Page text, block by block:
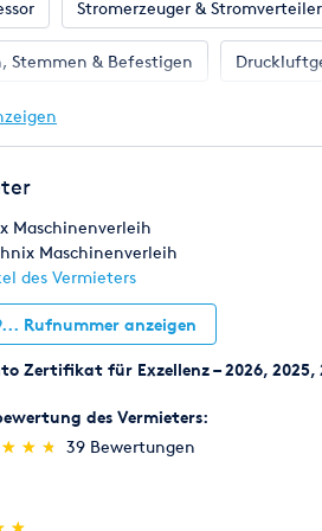
individuell durch unsere
von Verbrauchsmaterial
von 7 Tagen zum Verkaufspreis
Stromerzeuger & Stromverteiler
Stemmen & Befestigen
& Löten Umziehen
Maschinenverleih
Maschinenverleih
des Vermieters
Rufnummer anzeigen
Zertifikat für Exzellenz – 2026, 2025,
des Vermieters:
★
★ ★
★ ★
★ 39 Bewertungen
★
★